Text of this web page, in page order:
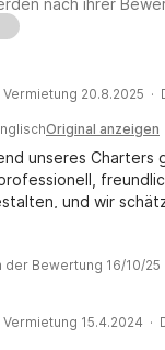
nach ihrer
20.8.2025 ·
Original anzeigen
unseres Charters
und wir
- Leider war das
nicht über
letzten Tag gab
der Kabine
der Bewertung 16/10/25
Vermietung 15.4.2024 ·